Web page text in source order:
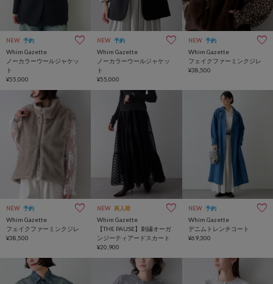
NEW 予約
Whim Gazette
ノーカラーウールジャケッ
ト
¥55,000
NEW 予約
Whim Gazette
ノーカラーウールジャケッ
ト
¥55,000
NEW 予約
Whim Gazette
フェイクファーミンクジレ
¥38,500
NEW 予約
Whim Gazette
フェイクファーミンクジレ
¥38,500
NEW 再入荷
Whim Gazette
【THE PAUSE】刺繍オーガ
ンジーティアードスカート
¥20,900
NEW 予約
Whim Gazette
デニムトレンチコート
¥69,300